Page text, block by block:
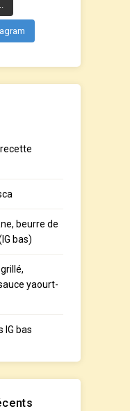
beurre de
bas)
yaourt-
IG bas